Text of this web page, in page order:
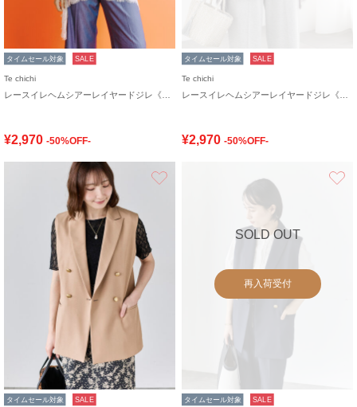
タイムセール対象 SALE
Te chichi
¥2,970 -50%OFF-
タイムセール対象 SALE
Te chichi
¥2,970 -50%OFF-
タイムセール対象 SALE
SOLD OUT
再入荷受付
タイムセール対象 SALE